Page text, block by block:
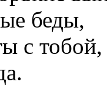
беды,
с